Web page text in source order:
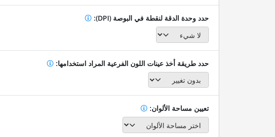
حدد وحدة الدقة لنقطة في البوصة (DPI):
حدد طريقة أخذ عينات اللون الفرعية المراد استخدامها:
تعيين مساحة الألوان: